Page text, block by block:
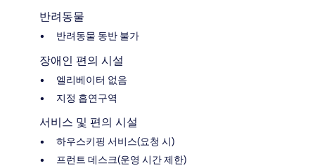
반려동물
반려동물 동반 불가
장애인 편의 시설
엘리베이터 없음
지정 흡연구역
서비스 및 편의 시설
하우스키핑 서비스(요청 시)
프런트 데스크(운영 시간 제한)